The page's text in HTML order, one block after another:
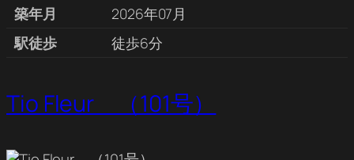
築年月
2026年07月
駅徒歩
徒歩6分
Tio Fleur （101号）